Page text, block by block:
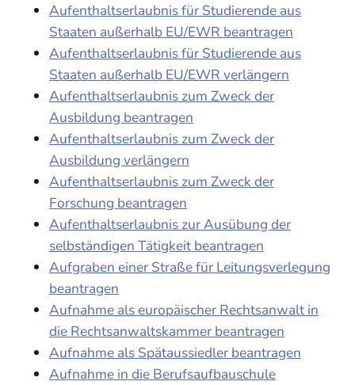
Aufenthaltserlaubnis für Studierende aus
Staaten außerhalb EU/EWR beantragen
Aufenthaltserlaubnis für Studierende aus
Staaten außerhalb EU/EWR verlängern
Aufenthaltserlaubnis zum Zweck der
Ausbildung beantragen
Aufenthaltserlaubnis zum Zweck der
Ausbildung verlängern
Aufenthaltserlaubnis zum Zweck der
Forschung beantragen
Aufenthaltserlaubnis zur Ausübung der
selbständigen Tätigkeit beantragen
Aufgraben einer Straße für Leitungsverlegung
beantragen
Aufnahme als europäischer Rechtsanwalt in
die Rechtsanwaltskammer beantragen
Aufnahme als Spätaussiedler beantragen
Aufnahme in die Berufsaufbauschule